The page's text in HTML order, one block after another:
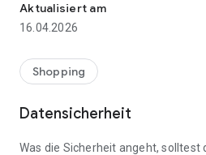
👨‍👩‍👧 Gemeinsame Einkaufslisten
⚡ Superschnell & einfach: Liste in
sofort loslegen.
📱 Immer dabei: Deine Einkaufsliste ist jederzeit auf deinem
Aktualisiert am
16.04.2026
Shopping
Datensicherheit
Was die Sicherheit angeht, solltest